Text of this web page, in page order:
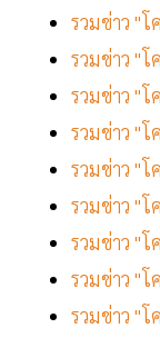
รวมข่าว "
รวมข่าว "
รวมข่าว "
รวมข่าว "
รวมข่าว "
รวมข่าว "
รวมข่าว "
รวมข่าว "
รวมข่าว "